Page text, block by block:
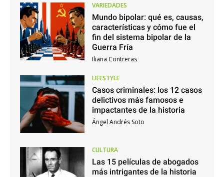
VARIEDADES
Mundo bipolar: qué es, causas,
características y cómo fue el
fin del sistema bipolar de la
Guerra Fría
Iliana Contreras
LIFESTYLE
Casos criminales: los 12 casos
delictivos más famosos e
impactantes de la historia
Ángel Andrés Soto
CULTURA
Las 15 películas de abogados
más intrigantes de la historia